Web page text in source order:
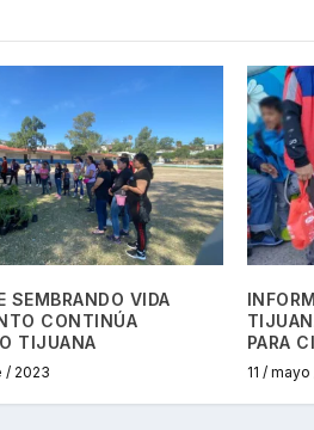
SEMBRANDO VIDA
CONTINÚA
TIJUANA
/ 2023
PARA
11 /